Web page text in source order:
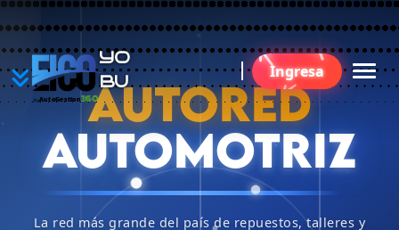
YO
BUSC
byAutoGestion360
Ingresa
AUTORED
AUTOMOTRIZ
La red más grande del país de repuestos, talleres y